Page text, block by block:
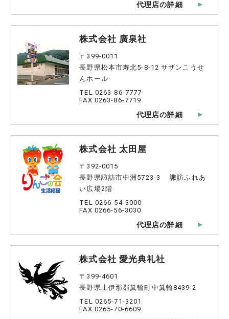
代理店の詳細
株式会社 廣泉社
〒399-0011
長野県松本市寿北5-8-12 サザンこうせ
んホール
TEL 0263-86-7777
FAX 0263-86-7719
代理店の詳細
株式会社 太田屋
〒392-0015
長野県諏訪市中洲5723-3 諏訪ふれあ
い広場2階
TEL 0266-54-3000
FAX 0266-56-3030
代理店の詳細
株式会社 愛光典礼社
〒399-4601
長野県上伊那郡箕輪町中箕輪8439-2
TEL 0265-71-3201
FAX 0265-70-6609